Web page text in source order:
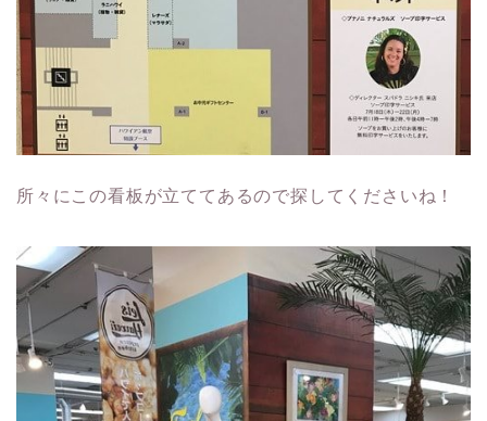
所々にこの看板が立ててあるので探してくださいね！